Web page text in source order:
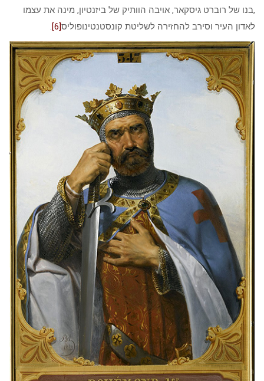
,בנו של רוברט גיסקאר, אויבה הוותיק של ביזנטיון, מינה את עצמו
לאדון העיר וסירב להחזירה לשליטת קונסטנטינופוליס[6]
.